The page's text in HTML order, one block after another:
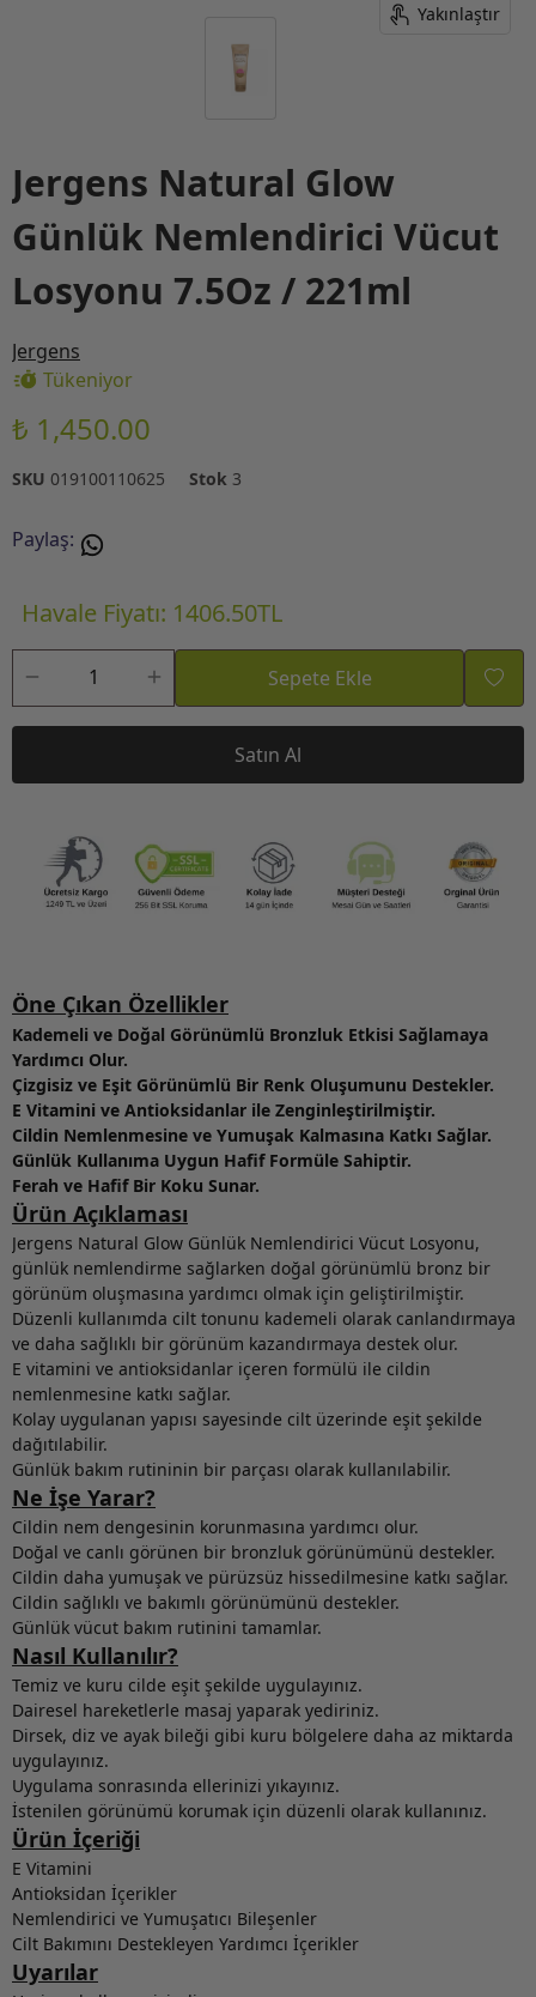
Yakınlaştır
Jergens Natural Glow
Günlük Nemlendirici Vücut
Losyonu 7.5Oz / 221ml
Jergens
Tükeniyor
₺ 1,450.00
SKU 019100110625 Stok 3
Paylaş:
Havale Fiyatı: 1406.50TL
Sepete Ekle
Satın Al
Öne Çıkan Özellikler
Kademeli ve Doğal Görünümlü Bronzluk Etkisi Sağlamaya
Yardımcı Olur.
Çizgisiz ve Eşit Görünümlü Bir Renk Oluşumunu Destekler.
E Vitamini ve Antioksidanlar ile Zenginleştirilmiştir.
Cildin Nemlenmesine ve Yumuşak Kalmasına Katkı Sağlar.
Günlük Kullanıma Uygun Hafif Formüle Sahiptir.
Ferah ve Hafif Bir Koku Sunar.
Ürün Açıklaması
Jergens Natural Glow Günlük Nemlendirici Vücut Losyonu,
günlük nemlendirme sağlarken doğal görünümlü bronz bir
görünüm oluşmasına yardımcı olmak için geliştirilmiştir.
Düzenli kullanımda cilt tonunu kademeli olarak canlandırmaya
ve daha sağlıklı bir görünüm kazandırmaya destek olur.
E vitamini ve antioksidanlar içeren formülü ile cildin
nemlenmesine katkı sağlar.
Kolay uygulanan yapısı sayesinde cilt üzerinde eşit şekilde
dağıtılabilir.
Günlük bakım rutininin bir parçası olarak kullanılabilir.
Ne İşe Yarar?
Cildin nem dengesinin korunmasına yardımcı olur.
Doğal ve canlı görünen bir bronzluk görünümünü destekler.
Cildin daha yumuşak ve pürüzsüz hissedilmesine katkı sağlar.
Cildin sağlıklı ve bakımlı görünümünü destekler.
Günlük vücut bakım rutinini tamamlar.
Nasıl Kullanılır?
Temiz ve kuru cilde eşit şekilde uygulayınız.
Dairesel hareketlerle masaj yaparak yediriniz.
Dirsek, diz ve ayak bileği gibi kuru bölgelere daha az miktarda
uygulayınız.
Uygulama sonrasında ellerinizi yıkayınız.
İstenilen görünümü korumak için düzenli olarak kullanınız.
Ürün İçeriği
E Vitamini
Antioksidan İçerikler
Nemlendirici ve Yumuşatıcı Bileşenler
Cilt Bakımını Destekleyen Yardımcı İçerikler
Uyarılar